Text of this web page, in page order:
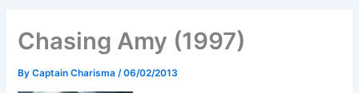
Chasing Amy (1997)
ByCaptain Charisma /06/02/2013